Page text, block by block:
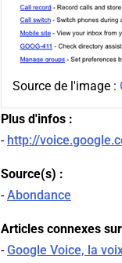
Source de l'image :
Plus d'infos :
- http://
Source(s) :
-Abondance
Articles connexes
-Google Voice, la